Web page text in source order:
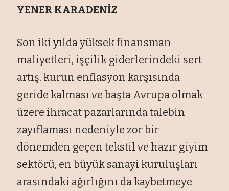
YENER KARADENİZ
Son iki yılda yüksek finansman
maliyetleri, işçilik giderlerindeki sert
artış, kurun enflasyon karşısında
geride kalması ve başta Avrupa olmak
üzere ihracat pazarlarında talebin
zayıflaması nedeniyle zor bir
dönemden geçen tekstil ve hazır giyim
sektörü, en büyük sanayi kuruluşları
arasındaki ağırlığını da kaybetmeye